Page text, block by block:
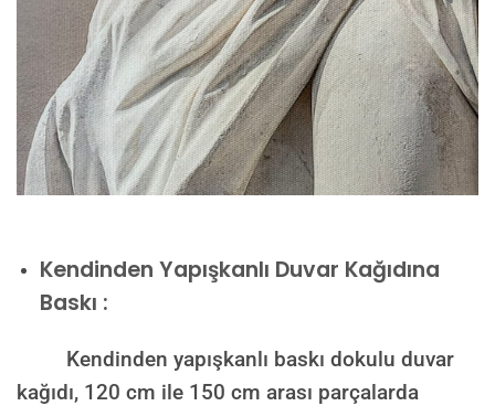
Kendinden Yapışkanlı Duvar Kağıdına
Baskı :
Kendinden yapışkanlı baskı dokulu duvar
kağıdı, 120 cm ile 150 cm arası parçalarda